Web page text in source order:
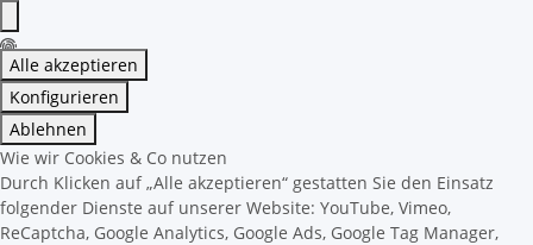
Alle akzeptieren
Konfigurieren
Ablehnen
Wie wir Cookies & Co nutzen
Durch Klicken auf „Alle akzeptieren“ gestatten Sie den Einsatz
folgender Dienste auf unserer Website: YouTube, Vimeo,
ReCaptcha, Google Analytics, Google Ads, Google Tag Manager,